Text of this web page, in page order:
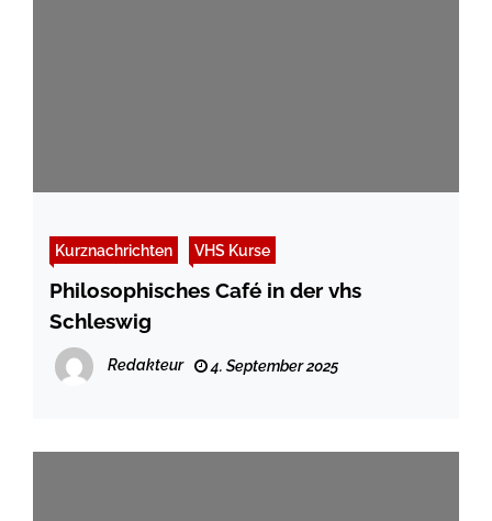
Kurznachrichten VHS Kurse
Philosophisches Café in der vhs
Schleswig
Redakteur 4. September 2025